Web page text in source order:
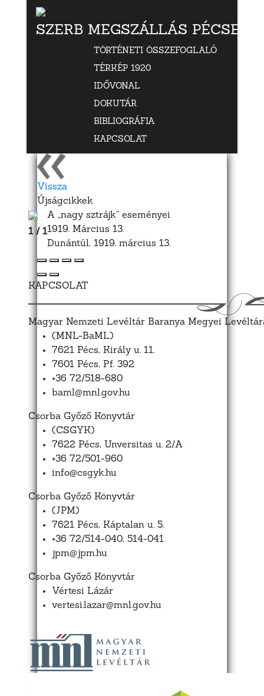
SZERB MEGSZÁLLÁS PÉCSETT
TÖRTÉNETI ÖSSZEFOGLALÓ
TÉRKÉP 1920
IDŐVONAL
DOKUTÁR
BIBLIOGRÁFIA
KAPCSOLAT
Vissza
Újságcikkek
1 / 1
A „nagy sztrájk” eseményei
1919. Március 13.
Dunántúl, 1919. március 13.
KAPCSOLAT
Magyar Nemzeti Levéltár Baranya Megyei
(MNL-BaML)
7621 Pécs, Király u. 11.
7601 Pécs, Pf. 392
+36 72/518-680
baml@mnl.gov.hu
Csorba Győző Könyvtár
(CSGYK)
7622 Pécs, Unversitas u. 2/A
+36 72/501-960
info@csgyk.hu
Csorba Győző Könyvtár
(JPM)
7621 Pécs, Káptalan u. 5.
+36 72/514-040, 514-041
jpm@jpm.hu
Csorba Győző Könyvtár
Vértesi Lázár
vertesi.lazar@mnl.gov.hu